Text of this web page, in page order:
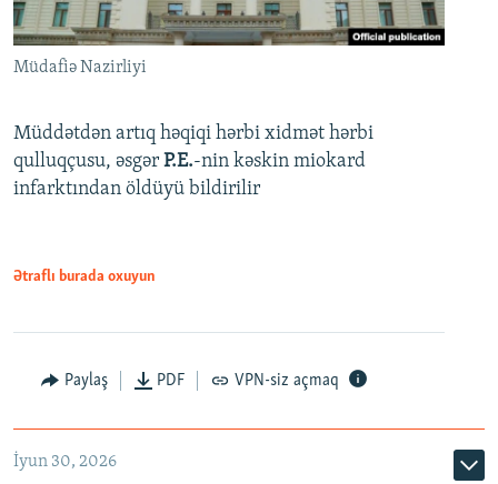
Müdafiə Nazirliyi
Müddətdən artıq həqiqi hərbi xidmət hərbi
qulluqçusu, əsgər P.E.-nin kəskin miokard
infarktından öldüyü bildirilir
Ətraflı burada oxuyun
Paylaş PDF VPN-siz açmaq
İyun 30, 2026